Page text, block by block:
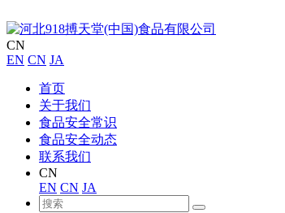
CN
EN CN JA
首页
关于我们
食品安全常识
食品安全动态
联系我们
CN
EN CN JA